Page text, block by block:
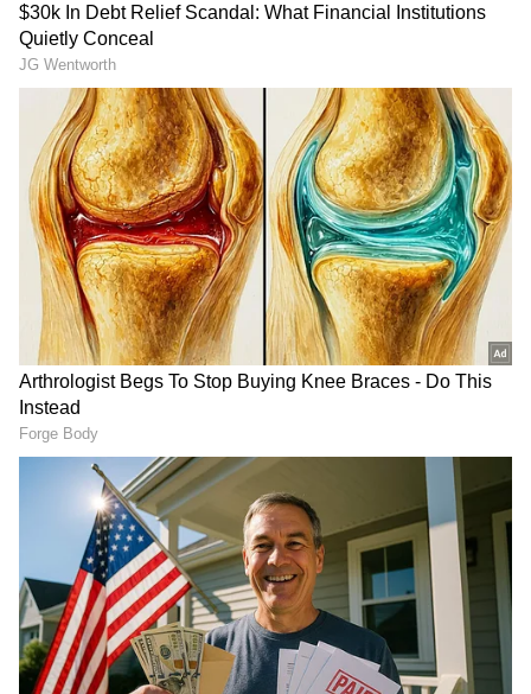
LATEST VIDEOS
TNPL தொடரில் கோவை கிங்ஸ்
அதிரடி வெற்றி: சேலம்
ஸ்பார்ட்டன்ஸை வீழ்த்தி கெத்து
காட்டுமா கோவை!
பழங்குடியினர்
வெளியேற்றத்திற்கு எதிர்ப்பு !
தேனியில் கம்யூனிஸ்ட் கட்சி
வீதிப்போராட்டம் !